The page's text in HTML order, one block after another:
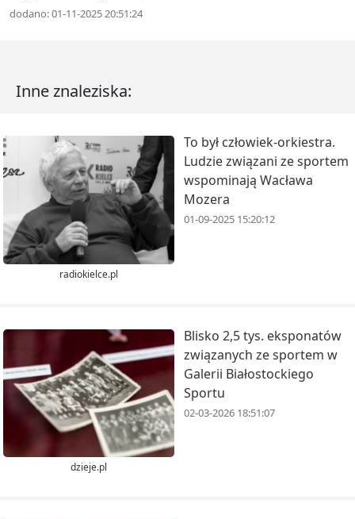
dodano: 01-11-2025 20:51:24
Inne znaleziska:
radiokielce.pl
To był człowiek-orkiestra.
Ludzie związani ze sportem
wspominają Wacława
Mozera
01-09-2025 15:20:12
dzieje.pl
Blisko 2,5 tys. eksponatów
związanych ze sportem w
Galerii Białostockiego
Sportu
02-03-2026 18:51:07